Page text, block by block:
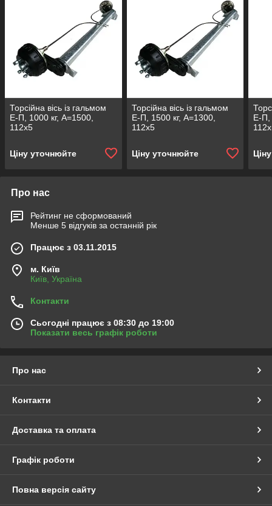
Торсійна вісь із гальмом
Е-П, 1000 кг, А=1500,
112х5
Ціну уточнюйте
Торсійна вісь із гальмом
Е-П, 1500 кг, А=1300,
112х5
Ціну уточнюйте
Е-П,
Про нас
Рейтинг не сформований
Менше 5 відгуків за останній рік
Працює з 03.11.2015
м. Київ
Київ, Україна
Контакти
Сьогодні працює з 08:30 до 19:00
Показати весь графік роботи
Про нас
Контакти
Доставка та оплата
Графік роботи
Повна версія сайту